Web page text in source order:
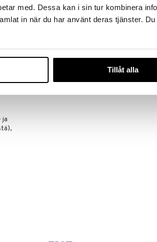
med. Dessa kan i sin tur kombinera
in när du har använt deras tjänster. Du
Tillåt alla
ja
olla
ja